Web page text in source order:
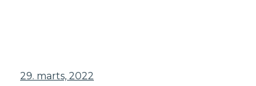
29. marts, 2022